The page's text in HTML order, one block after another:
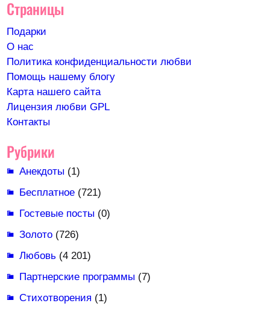
Страницы
Подарки
О нас
Политика конфиденциальности любви
Помощь нашему блогу
Карта нашего сайта
Лицензия любви GPL
Контакты
Рубрики
Анекдоты (1)
Бесплатное(721)
Гостевые посты (0)
Золото(726)
Любовь(4 201)
Партнерские программы (7)
Стихотворения (1)